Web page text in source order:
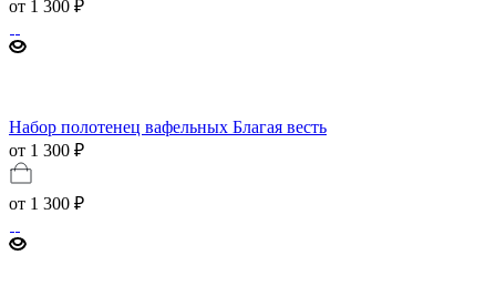
от 1 300 ₽
Набор полотенец вафельных Благая весть
от 1 300 ₽
от 1 300 ₽